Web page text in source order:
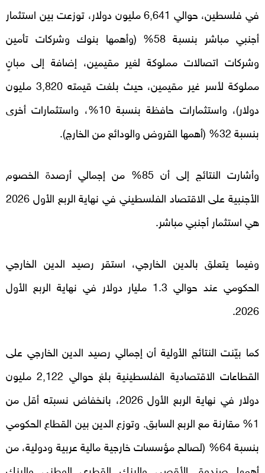
في فلسطين، حوالي 6,641 مليون دولار، توزعت بين استثمار
أجنبي مباشر بنسبة 58% (وأهمها بنوك وشركات تأمين
وشركات اتصالات مملوكة لغير مقيمين، إضافة إلى مبانٍ
مملوكة لأسر غير مقيمين، حيث بلغت قيمته 3,820 مليون
دولار)، واستثمارات حافظة بنسبة 10%، واستثمارات أخرى
بنسبة 32% (أهمها القروض والودائع من الخارج).
وأشارت النتائج إلى أن 85% من إجمالي أرصدة الخصوم
الأجنبية على الاقتصاد الفلسطيني في نهاية الربع الأول 2026
هي استثمار أجنبي مباشر.
وفيما يتعلق بالدين الخارجي، استقر رصيد الدين الخارجي
الحكومي عند حوالي 1.3 مليار دولار في نهاية الربع الأول
2026.
كما بيّنت النتائج الأولية أن إجمالي رصيد الدين الخارجي على
القطاعات الاقتصادية الفلسطينية بلغ حوالي 2,122 مليون
دولار في نهاية الربع الأول 2026، بانخفاض نسبته أقل من
1% مقارنة مع الربع السابق. وتوزع الدين بين القطاع الحكومي
بنسبة 64% (لصالح مؤسسات خارجية مالية عربية ودولية، من
أهمها صندوق الأقصى والبنك القطري الوطني والبنك